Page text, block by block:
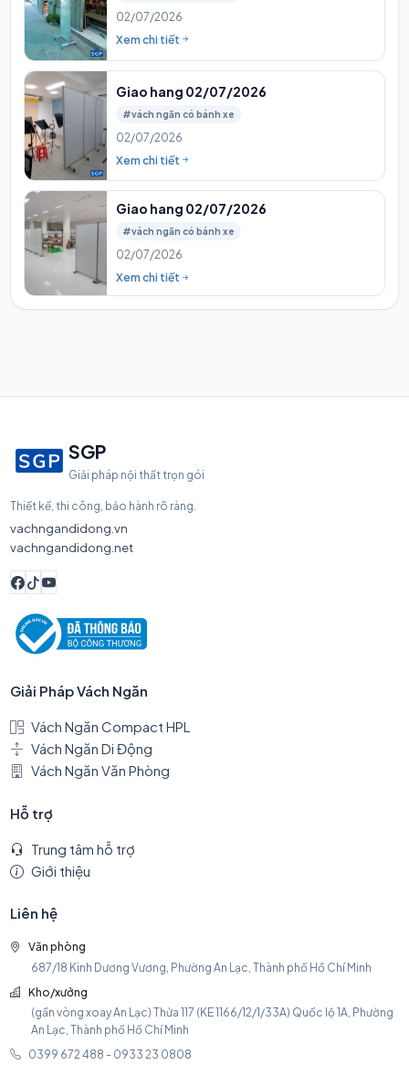
02/07/2026
Xem chi tiết
Giao hang 02/07/2026
#vách ngăn có bánh xe
02/07/2026
Xem chi tiết
Giao hang 02/07/2026
#vách ngăn có bánh xe
02/07/2026
Xem chi tiết
SGP
Giải pháp nội thất trọn gói
Thiết kế, thi công, bảo hành rõ ràng.
vachngandidong.vn
vachngandidong.net
Giải Pháp Vách Ngăn
Vách Ngăn Compact HPL
Vách Ngăn Di Động
Vách Ngăn Văn Phòng
Hỗ trợ
Trung tâm hỗ trợ
Giới thiệu
Liên hệ
Văn phòng
687/18 Kinh Dương Vương, Phường An Lạc, Thành phố Hồ Chí Minh
Kho/xưởng
(gần vòng xoay An Lạc) Thửa 117 (KE 1166/12/1/33A) Quốc lộ 1A, Phường
An Lạc, Thành phố Hồ Chí Minh
0399 672 488 - 0933 23 0808